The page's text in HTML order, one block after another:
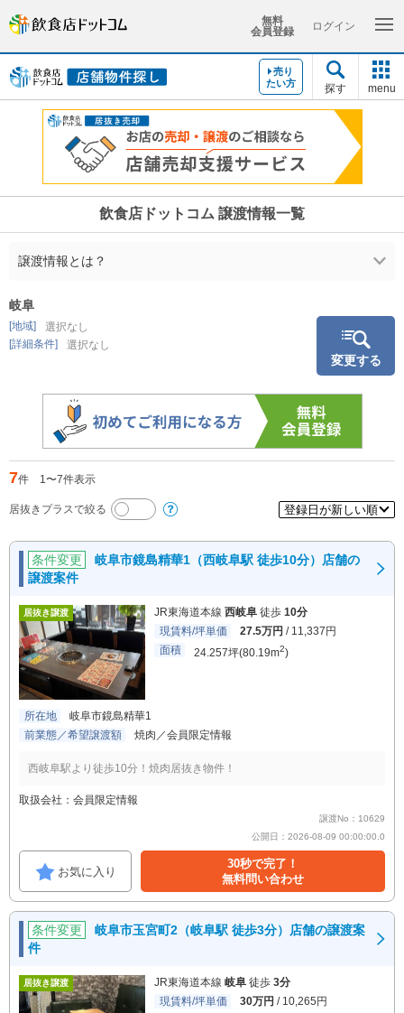
無料
会員登録
ログイン
売り
たい方
探す menu
飲食店ドットコム 譲渡情報一覧
譲渡情報とは？
岐阜
[地域]
選択なし
[詳細条件]
選択なし
変更する
7件 1〜7件表示
居抜きプラスで絞る
条件変更
岐阜市鏡島精華1（西岐阜駅 徒歩10分）店舗の
譲渡案件
居抜き譲渡 JR東海道本線 西岐阜 徒歩 10分
現賃料/坪単価
27.5万円 / 11,337円
面積
24.257坪(80.19m2)
所在地
岐阜市鏡島精華1
前業態／希望譲渡額
焼肉／会員限定情報
西岐阜駅より徒歩10分！焼肉居抜き物件！
取扱会社：会員限定情報
譲渡No：10629
公開日：2026-08-09 00:00:00.0
お気に入り
30秒で完了！
無料問い合わせ
条件変更
岐阜市玉宮町2（岐阜駅 徒歩3分）店舗の譲渡案
件
居抜き譲渡 JR東海道本線 岐阜 徒歩 3分
現賃料/坪単価
30万円 / 10,265円